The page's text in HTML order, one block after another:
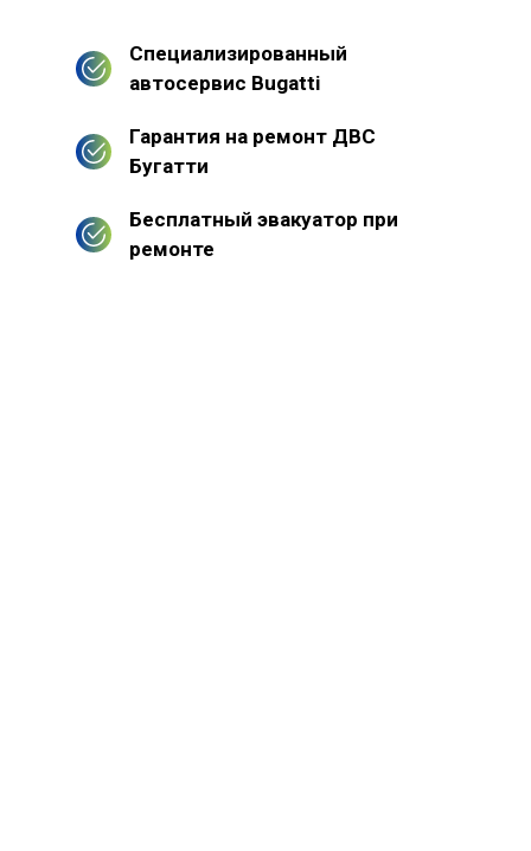
Специализированный
автосервис Bugatti
Гарантия на ремонт ДВС
Бугатти
Бесплатный эвакуатор при
ремонте